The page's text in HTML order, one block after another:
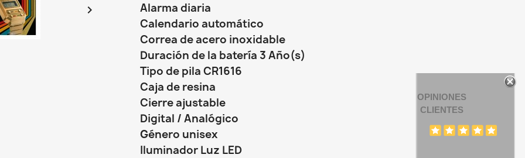

Alarma diaria
Calendario automático
Correa de acero inoxidable
Duración de la batería 3 Año(s)
Tipo de pila CR1616
Caja de resina
Cierre ajustable
Digital / Analógico
Género unisex
Iluminador Luz LED
OPINIONES
CLIENTES